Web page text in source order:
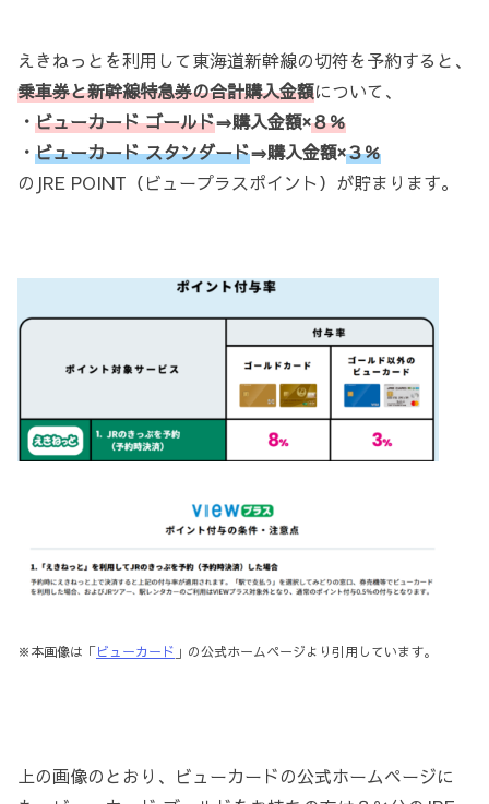
えきねっとを利用して東海道新幹線の切符を予約すると、
乗車券と新幹線特急券の合計購入金額について、
・ ビューカード ゴールド⇒購入金額×８％
・ ビューカード スタンダード⇒購入金額×３％
のJRE POINT（ビュープラスポイント）が貯まります。
※本画像は「ビューカード 」の公式ホームページより引用しています。
上の画像のとおり、ビューカードの公式ホームページに